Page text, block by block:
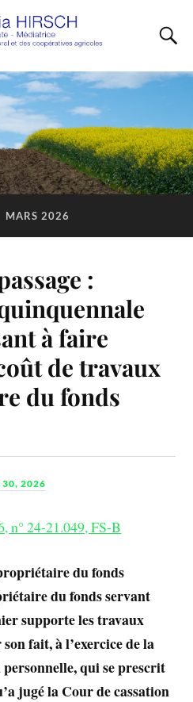
MARS 2026
:
à faire
de travaux
du fonds
30, 2026
n° 24-21.049, FS-B
du fonds
du fonds servant
supporte les travaux
fait, à l’exercice de la
qui se prescrit
jugé la Cour de cassation